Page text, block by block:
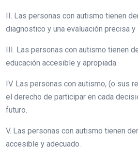
II. Las personas con autismo tienen
diagnostico y una evaluación precisa
III. Las personas con autismo tienen
educación accesible y apropiada.
IV. Las personas con autismo, (o sus
el derecho de participar en cada
futuro.
V. Las personas con autismo tienen
accesible y adecuado.